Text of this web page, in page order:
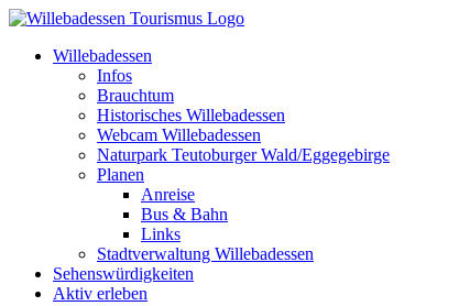
Zum
springenWillebadessen
Infos
Brauchtum
Historisches Willebadessen
Webcam Willebadessen
Naturpark Teutoburger Wald/Eggegebirge
Planen
Anreise
Bus & Bahn
Links
Stadtverwaltung Willebadessen
Sehenswürdigkeiten
Aktiv erleben